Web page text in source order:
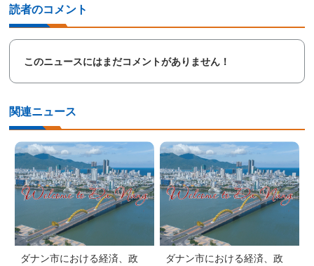
読者のコメント
このニュースにはまだコメントがありません！
関連ニュース
ダナン市における経済、政
ダナン市における経済、政